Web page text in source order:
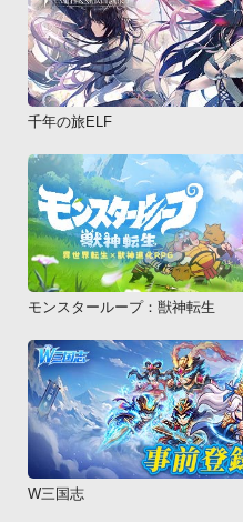
千年の旅ELF
モンスターループ：獣神転生
W三国志